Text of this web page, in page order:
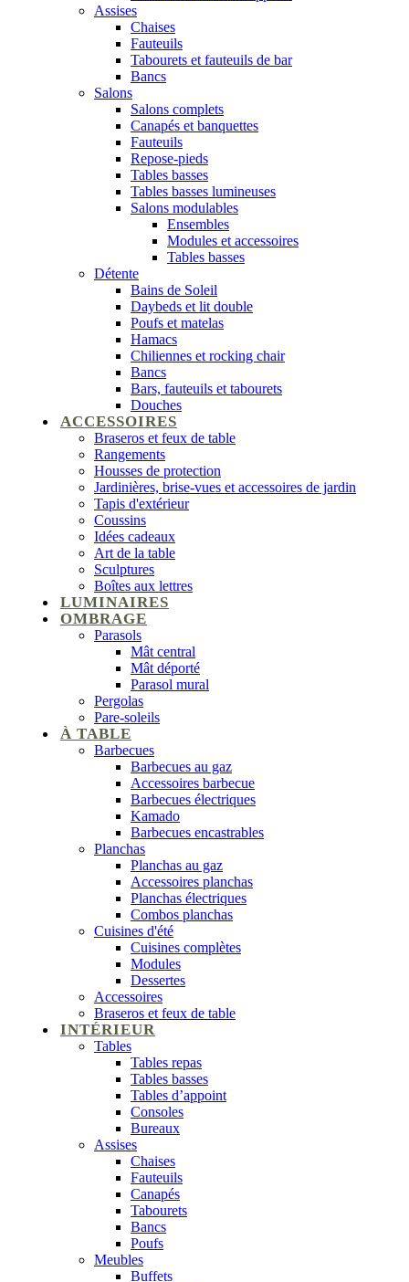
Assises
Chaises
Fauteuils
Tabourets et fauteuils de bar
Bancs
Salons
Salons complets
Canapés et banquettes
Fauteuils
Repose-pieds
Tables basses
Tables basses lumineuses
Salons modulables
Ensembles
Modules et accessoires
Tables basses
Détente
Bains de Soleil
Daybeds et lit double
Poufs et matelas
Hamacs
Chiliennes et rocking chair
Bancs
Bars, fauteuils et tabourets
Douches
ACCESSOIRES
Braseros et feux de table
Rangements
Housses de protection
Jardinières, brise-vues et accessoires de jardin
Tapis d'extérieur
Coussins
Idées cadeaux
Art de la table
Sculptures
Boîtes aux lettres
LUMINAIRES
OMBRAGE
Parasols
Mât central
Mât déporté
Parasol mural
Pergolas
Pare-soleils
À TABLE
Barbecues
Barbecues au gaz
Accessoires barbecue
Barbecues électriques
Kamado
Barbecues encastrables
Planchas
Planchas au gaz
Accessoires planchas
Planchas électriques
Combos planchas
Cuisines d'été
Cuisines complètes
Modules
Dessertes
Accessoires
Braseros et feux de table
INTÉRIEUR
Tables
Tables repas
Tables basses
Tables d’appoint
Consoles
Bureaux
Assises
Chaises
Fauteuils
Canapés
Tabourets
Bancs
Poufs
Meubles
Buffets